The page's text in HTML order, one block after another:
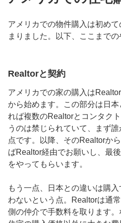
アメリカでの物件購入は初め
まりました。以下、ここまで
Realtorと契約
アメリカでの家の購入は
から始めます。この部分は日
れば複数のRealtorとコンタク
うのは禁じられていて、まず
点です。以降、そのRealtorか
ばRealtor経由でお願いし、最
をやってもらいます。
もう一点、日本との違いは購
わないという点。Realtorは通
側の仲介で手数料を取ります